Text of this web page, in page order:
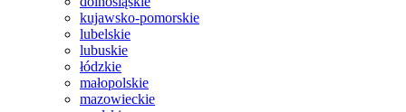
kujawsko-pomorskie
lubelskie
lubuskie
łódzkie
małopolskie
mazowieckie